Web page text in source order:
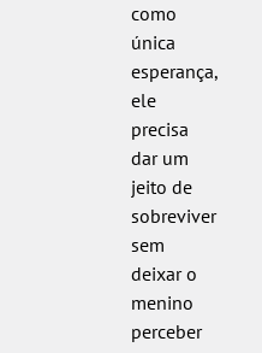
como
única
esperança,
ele
precisa
dar um
jeito de
sobreviver
sem
deixar o
menino
perceber